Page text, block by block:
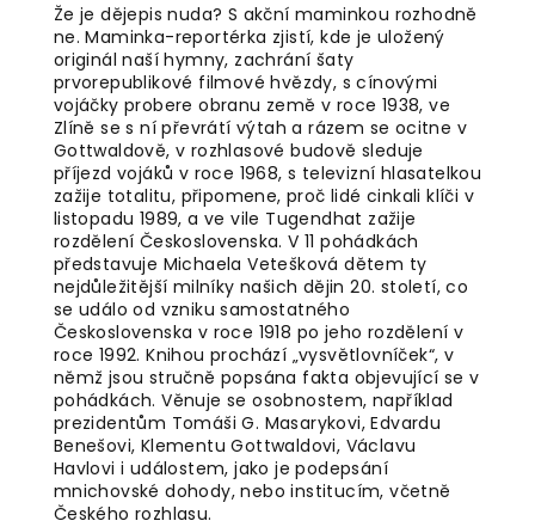
Že je dějepis nuda? S akční maminkou rozhodně
ne. Maminka-reportérka zjistí, kde je uložený
originál naší hymny, zachrání šaty
prvorepublikové filmové hvězdy, s cínovými
vojáčky probere obranu země v roce 1938, ve
Zlíně se s ní převrátí výtah a rázem se ocitne v
Gottwaldově, v rozhlasové budově sleduje
příjezd vojáků v roce 1968, s televizní hlasatelkou
zažije totalitu, připomene, proč lidé cinkali klíči v
listopadu 1989, a ve vile Tugendhat zažije
rozdělení Československa. V 11 pohádkách
představuje Michaela Vetešková dětem ty
nejdůležitější milníky našich dějin 20. století, co
se událo od vzniku samostatného
Československa v roce 1918 po jeho rozdělení v
roce 1992. Knihou prochází „vysvětlovníček“, v
němž jsou stručně popsána fakta objevující se v
pohádkách. Věnuje se osobnostem, například
prezidentům Tomáši G. Masarykovi, Edvardu
Benešovi, Klementu Gottwaldovi, Václavu
Havlovi i událostem, jako je podepsání
mnichovské dohody, nebo institucím, včetně
Českého rozhlasu.